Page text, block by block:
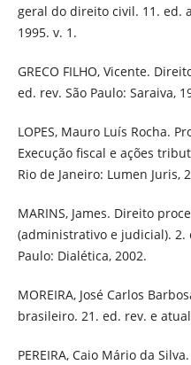
geral do direito civil. 11. ed.
1995. v. 1.
GRECO FILHO, Vicente.
ed. rev. São Paulo: Saraiva,
LOPES, Mauro Luís Rocha.
Execução fiscal e ações
Rio de Janeiro: Lumen Juris,
MARINS, James. Direito
(administrativo e judicial). 2.
Paulo: Dialética, 2002.
MOREIRA, José Carlos
brasileiro. 21. ed. rev. e
PEREIRA, Caio Mário da